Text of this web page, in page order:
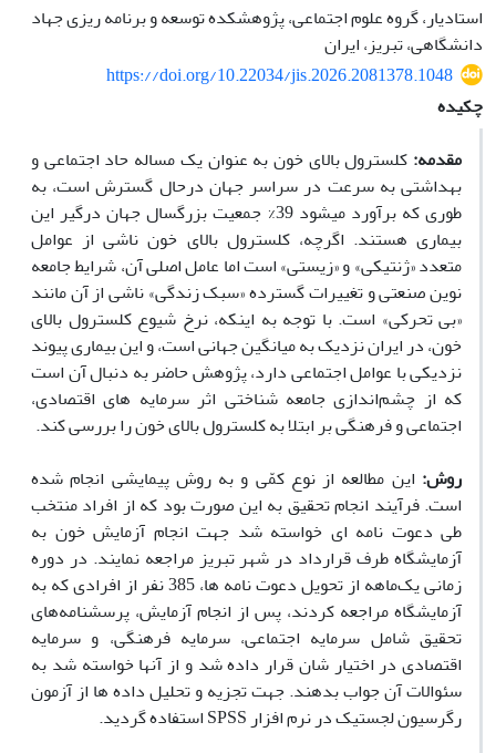
استادیار، گروه علوم اجتماعی، پژوهشکده توسعه و برنامه ریزی جهاد
دانشگاهی، تبریز، ایران
https://doi.org/10.22034/jis.2026.2081378.1048
چکیده
مقدمه: کلسترول بالای خون به عنوان یک مساله حاد اجتماعی و
بهداشتی به سرعت در سراسر جهان درحال گسترش است، به
طوری که برآورد میشود 39% جمعیت بزرگسال جهان درگیر این
بیماری هستند. اگرچه، کلسترول بالای خون ناشی از عوامل
متعدد «ژنتیکی» و «زیستی» است اما عامل اصلی آن، شرایط جامعه
نوین صنعتی و تغییرات گسترده «سبک زندگی» ناشی از آن مانند
«بی تحرکی» است. با توجه به اینکه،نرخ شیوع کلسترول بالای
خون، در ایراننزدیک بهمیانگین جهانی است، و این بیماری پیوند
نزدیکی با عوامل اجتماعی دارد، پژوهش حاضر به دنبال آن است
که از چشماندازی جامعه شناختی اثر سرمایه های اقتصادی،
اجتماعی و فرهنگی بر ابتلا به کلسترول بالای خون رابررسی کند.
روش: این مطالعه از نوع کمّی و به روش پیمایشی انجام شده
است. فرآیند انجام تحقیق به این صورت بود که از افراد منتخب
طی دعوت نامه ای خواسته شد جهت انجام آزمایش خون به
آزمایشگاه طرف قرارداد در شهر تبریز مراجعه نمایند. در دوره
زمانی یک
ماهه از تحویل دعوت نامه ها، 385 نفر از افرادی که به
آزمایشگاه مراجعه کردند، پس از انجام آزمایش، پرسشنامه‌های
تحقیق شامل سرمایه اجتماعی، سرمایه فرهنگی، و سرمایه
اقتصادی در اختیار شان قرار داده شد و از آنها خواسته شد به
سئوالات آن جواب بدهند. جهت تجزیه و تحلیل داده ها از آزمون
رگرسیون لجستیک در نرم افزارSPSSاستفاده گردید.